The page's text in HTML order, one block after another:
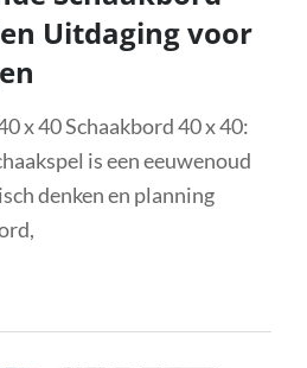
Uitdaging voor
x 40 Schaakbord 40 x 40:
is een eeuwenoud
denken en planning